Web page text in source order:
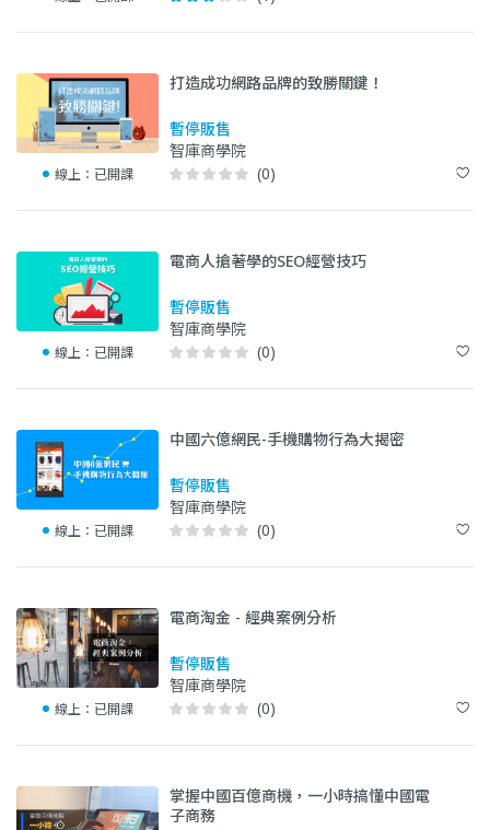
線上： 已開課
打造成功網路品牌的致勝關鍵！
暫停販售
智庫商學院
(0)
線上： 已開課
電商人搶著學的SEO經營技巧
暫停販售
智庫商學院
(0)
線上： 已開課
中國六億網民-手機購物行為大揭密
暫停販售
智庫商學院
(0)
線上： 已開課
電商淘金 - 經典案例分析
暫停販售
智庫商學院
(0)
掌握中國百億商機，一小時搞懂中國電
子商務